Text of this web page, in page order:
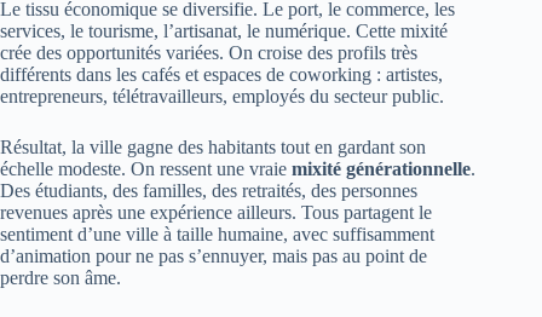
Le tissu économique se diversifie. Le port, le commerce, les
services, le tourisme, l’artisanat, le numérique. Cette mixité
crée des opportunités variées. On croise des profils très
différents dans les cafés et espaces de coworking : artistes,
entrepreneurs, télétravailleurs, employés du secteur public.
Résultat, la ville gagne des habitants tout en gardant son
échelle modeste. On ressent une vraie mixité générationnelle.
Des étudiants, des familles, des retraités, des personnes
revenues après une expérience ailleurs. Tous partagent le
sentiment d’une ville à taille humaine, avec suffisamment
d’animation pour ne pas s’ennuyer, mais pas au point de
perdre son âme.